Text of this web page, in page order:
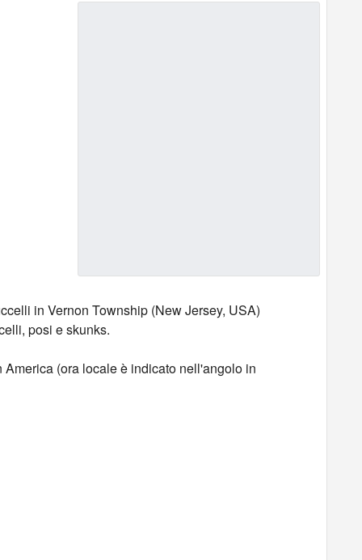
in Vernon Township (New Jersey, USA)
posi e skunks.
(ora locale è indicato nell'angolo in